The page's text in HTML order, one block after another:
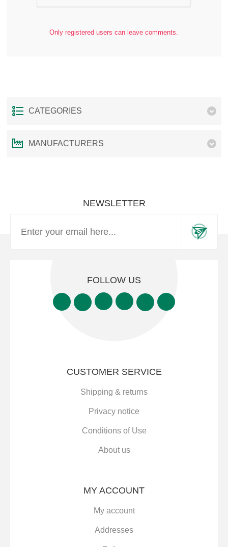
Only registered users can leave comments.
CATEGORIES
MANUFACTURERS
NEWSLETTER
FOLLOW US
CUSTOMER SERVICE
Shipping & returns
Privacy notice
Conditions of Use
About us
MY ACCOUNT
My account
Addresses